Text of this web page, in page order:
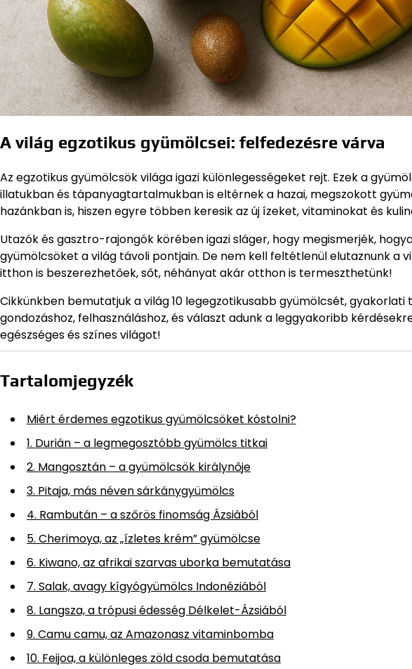
A világ egzotikus gyümölcsei: felfedezésre várva
Az egzotikus gyümölcsök világa igazi különlegességeket rejt. Ezek a
illatukban és tápanyagtartalmukban is eltérnek a hazai, megszokott
hazánkban is, hiszen egyre többen keresik az új ízeket, vitaminokat és
Utazók és gasztro-rajongók körében igazi sláger, hogy megismerjék,
gyümölcsöket a világ távoli pontjain. De nem kell feltétlenül elutaznunk a
itthon is beszerezhetőek, sőt, néhányat akár otthon is termeszthetünk!
Cikkünkben bemutatjuk a világ 10 legegzotikusabb gyümölcsét,
gondozáshoz, felhasználáshoz, és választ adunk a leggyakoribb
egészséges és színes világot!
Tartalomjegyzék
Miért érdemes egzotikus gyümölcsöket kóstolni?
1. Durián – a legmegosztóbb gyümölcs titkai
2. Mangosztán – a gyümölcsök királynője
3. Pitaja, más néven sárkánygyümölcs
4. Rambután – a szőrös finomság Ázsiából
5. Cherimoya, az „ízletes krém” gyümölcse
6. Kiwano, az afrikai szarvas uborka bemutatása
7. Salak, avagy kígyógyümölcs Indonéziából
8. Langsza, a trópusi édesség Délkelet-Ázsiából
9. Camu camu, az Amazonasz vitaminbomba
10. Feijoa, a különleges zöld csoda bemutatása